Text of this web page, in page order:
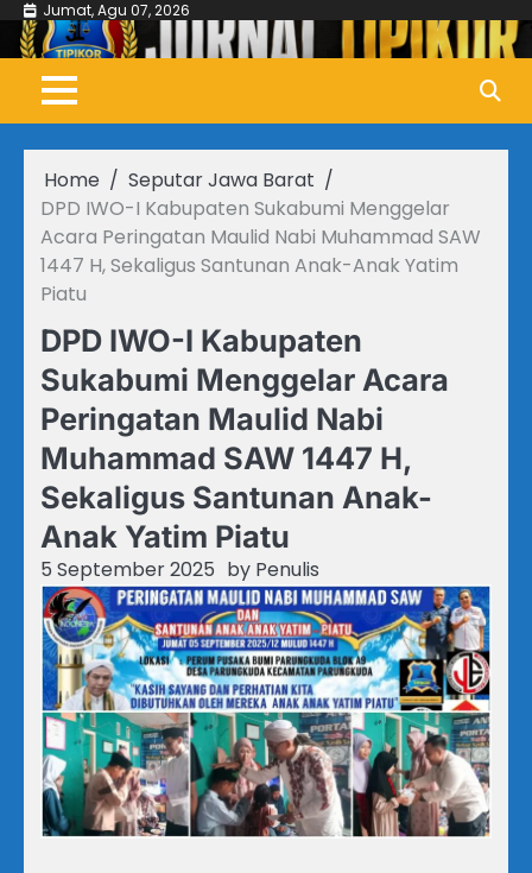
Skip
content
Jumat, Agu 07, 2026
Home
Seputar Jawa Barat
DPD IWO-I Kabupaten Sukabumi Menggelar
Acara Peringatan Maulid Nabi Muhammad SAW
1447 H, Sekaligus Santunan Anak-Anak Yatim
Piatu
DPD IWO-I Kabupaten
Sukabumi Menggelar Acara
Peringatan Maulid Nabi
Muhammad SAW 1447 H,
Sekaligus Santunan Anak-
Anak Yatim Piatu
5 September 2025 by Penulis